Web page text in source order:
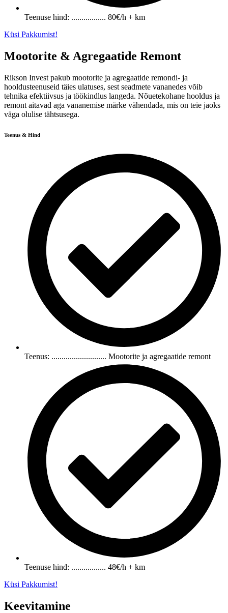
Teenuse hind: ................. 80€/h + km
Küsi Pakkumist!
Mootorite & Agregaatide Remont
Rikson Invest pakub mootorite ja agregaatide remondi- ja
hooldusteenuseid täies ulatuses, sest seadmete vananedes võib
tehnika efektiivsus ja töökindlus langeda. Nõuetekohane hooldus ja
remont aitavad aga vananemise märke vähendada, mis on teie jaoks
väga olulise tähtsusega.
Teenus & Hind
Teenus: ........................... Mootorite ja agregaatide remont
Teenuse hind: ................. 48€/h + km
Küsi Pakkumist!
Keevitamine